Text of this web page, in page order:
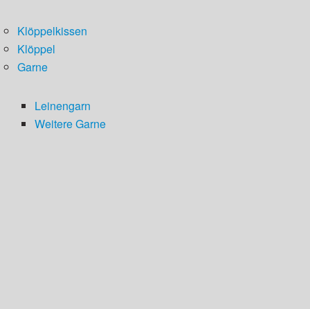
Klöppelkissen
Klöppel
Garne
Leinengarn
Weitere Garne